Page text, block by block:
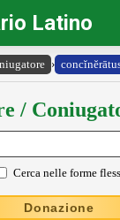
Latino
›
/
Cerca nelle forme
Donazione